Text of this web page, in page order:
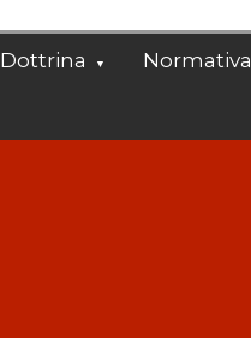
Dottrina Normativa